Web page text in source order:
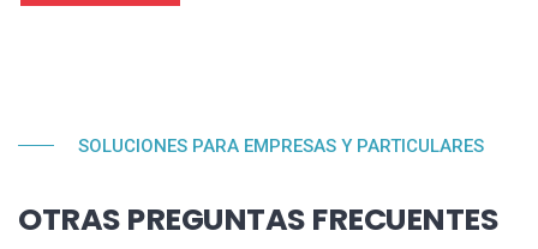
SOLUCIONES PARA EMPRESAS Y PARTICULARES
OTRAS PREGUNTAS FRECUENTES